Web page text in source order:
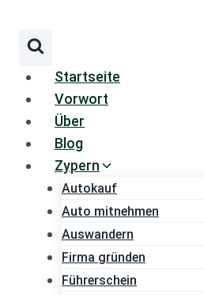
springen
Startseite
Vorwort
Über
Blog
Zypern
Autokauf
Auto mitnehmen
Auswandern
Firma gründen
Führerschein